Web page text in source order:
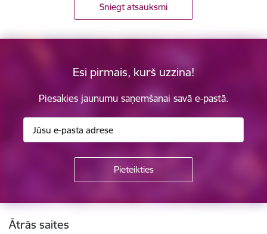
Sniegt atsauksmi
Esi pirmais, kurš uzzina!
Piesakies jaunumu saņemšanai savā e-pastā.
Kājene
Ātrās saites